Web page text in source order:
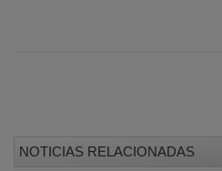
NOTICIAS RELACIONADAS